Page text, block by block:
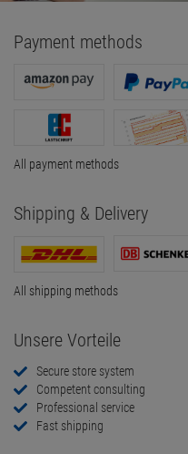
Payment methods
All payment methods
Shipping & Delivery
All shipping methods
Unsere Vorteile
Secure store system
Competent consulting
Professional service
Fast shipping